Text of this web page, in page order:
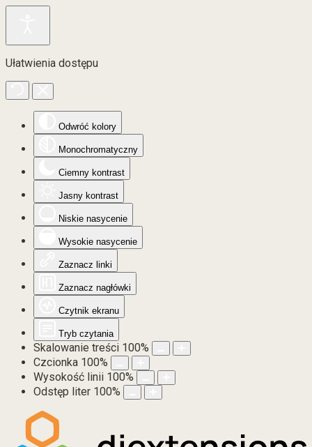
Ułatwienia dostępu
Odwróć kolory
Monochromatyczny
Ciemny kontrast
Jasny kontrast
Niskie nasycenie
Wysokie nasycenie
Zaznacz linki
Zaznacz nagłówki
Czytnik ekranu
Tryb czytania
Skalowanie treści 100%
Czcionka 100%
Wysokość linii 100%
Odstęp liter 100%